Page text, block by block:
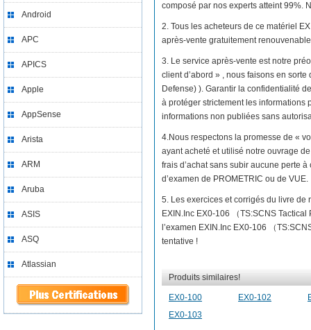
Android
APC
APICS
Apple
AppSense
Arista
ARM
Aruba
ASIS
ASQ
Atlassian
composé par nos experts atteint 99%.
2. Tous les acheteurs de ce matériel
après-vente gratuitement
3. Le service après-vente est notre
client d’abord » , nous faisons en
Defense) ). Garantir la confidentialité
à protéger strictement les informations
informations non publiées sans
4.Nous respectons la promesse de «
ayant acheté et utilisé notre ouvrage
frais d’achat sans subir aucune perte
d’examen de PROMETRIC ou de VUE.
5. Les exercices et corrigés du livre de
EXIN.Inc EX0-106 （TS:SCNS
l’examen EXIN.Inc EX0-106 （
tentative !
Produits similaires!
EX0-100 EX0-102
EX0-103